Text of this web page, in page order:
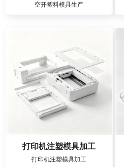
空开塑料模具生产
打印机注塑模具加工
打印机注塑模具加工